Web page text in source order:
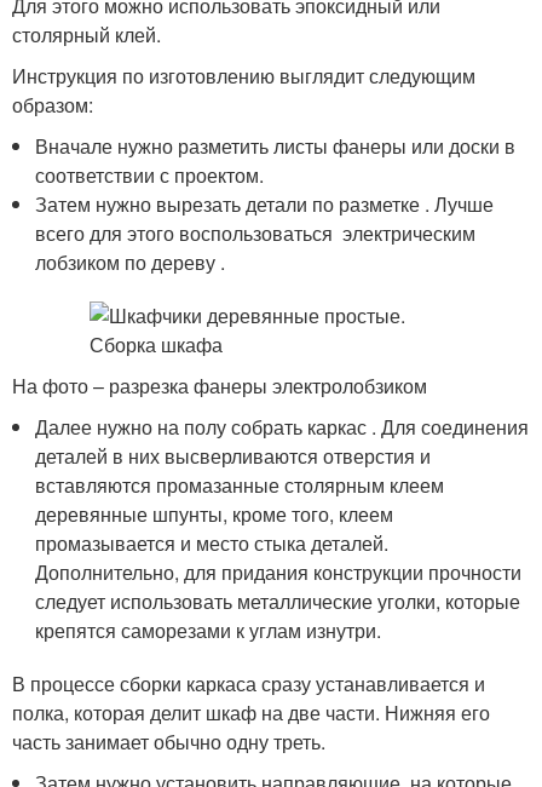
столярный клей.
Инструкция по изготовлению выглядит следующим
образом:
Вначале нужно разметить листы фанеры или доски в
соответствии с проектом.
Затем нужно вырезать детали по разметке . Лучше
всего для этого воспользоваться электрическим
лобзиком по дереву .
На фото – разрезка фанеры электролобзиком
Далее нужно на полу собрать каркас . Для соединения
деталей в них высверливаются отверстия и
вставляются промазанные столярным клеем
деревянные шпунты, кроме того, клеем
промазывается и место стыка деталей.
Дополнительно, для придания конструкции прочности
следует использовать металлические уголки, которые
крепятся саморезами к углам изнутри.
В процессе сборки каркаса сразу устанавливается и
полка, которая делит шкаф на две части. Нижняя его
часть занимает обычно одну треть.